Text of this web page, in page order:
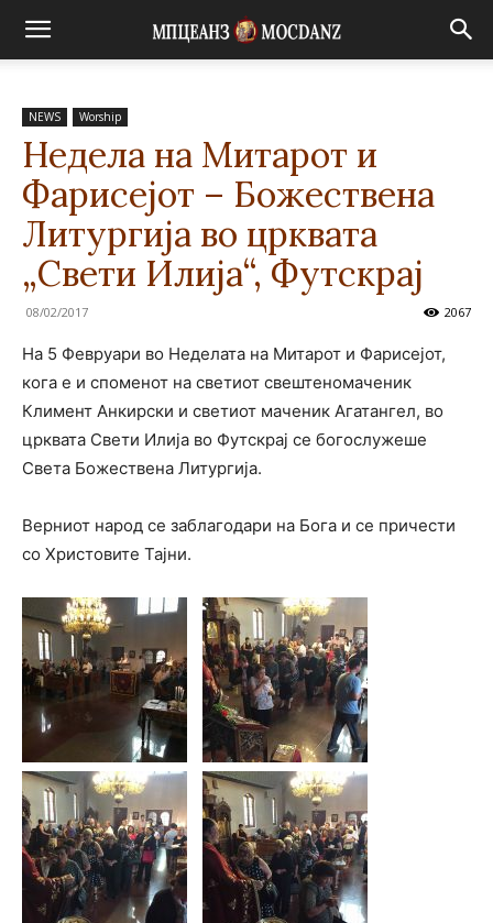
NEWS Worship
Недела на Митарот и
Фарисејот – Божествена
Литургија во црквата
„Свети Илија“, Футскрај
08/02/2017 2067
На 5 Февруари во Неделата на Митарот и Фарисејот,
кога е и споменот на светиот свештеномаченик
Климент Анкирски и светиот маченик Агатангел, во
црквата Свети Илија во Футскрај се богослужеше
Света Божествена Литургија.
Верниот народ се заблагодари на Бога и се причести
со Христовите Тајни.